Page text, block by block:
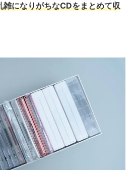
雑になりがちなCDをまとめて収